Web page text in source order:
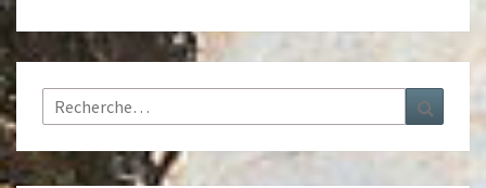
Rechercher :